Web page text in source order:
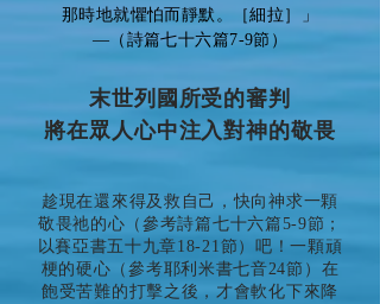
那時地就懼怕而靜默。［細拉］」
—（詩篇七十六篇7-9節）
末世列國所受的審判
將在眾人心中注入對神的敬畏
趁現在還來得及救自己，快向神求一顆
敬畏祂的心（參考詩篇七十六篇5-9節；
以賽亞書五十九章18-21節）吧！一顆頑
梗的硬心（參考耶利米書七音24節）在
飽受苦難的打擊之後，才會軟化下來降